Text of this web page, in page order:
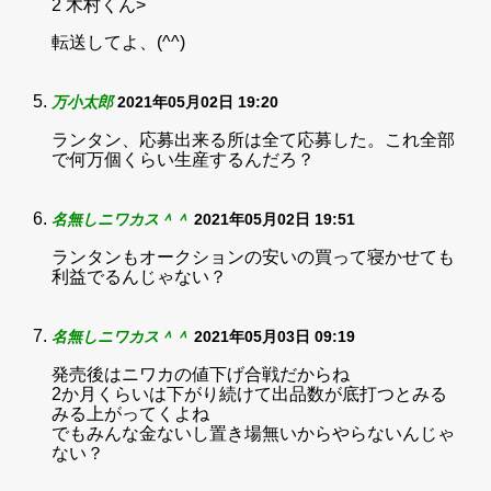
2 木村くん>
転送してよ、(^^)
万小太郎 2021年05月02日 19:20
ランタン、応募出来る所は全て応募した。これ全部
で何万個くらい生産するんだろ？
名無しニワカス＾＾ 2021年05月02日 19:51
ランタンもオークションの安いの買って寝かせても
利益でるんじゃない？
名無しニワカス＾＾ 2021年05月03日 09:19
発売後はニワカの値下げ合戦だからね
2か月くらいは下がり続けて出品数が底打つとみる
みる上がってくよね
でもみんな金ないし置き場無いからやらないんじゃ
ない？